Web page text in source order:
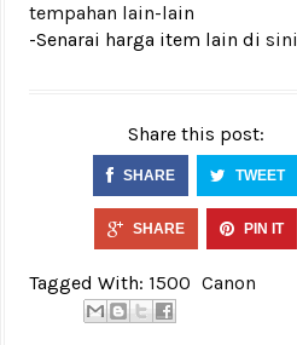
tempahan lain-lain
-Senarai harga item lain di sini
Share this post:
SHARE TWEET
SHARE PIN IT
Tagged With: 1500 Canon